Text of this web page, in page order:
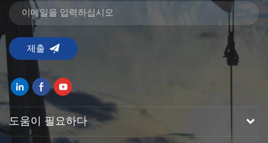
도움이 필요하다